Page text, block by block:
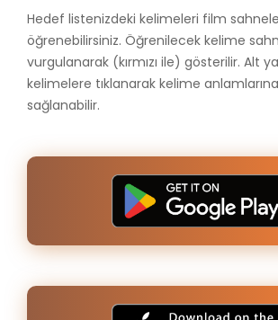
Hedef listenizdeki kelimeleri film
öğrenebilirsiniz. Öğrenilecek kelime
vurgulanarak (kırmızı ile) gösterilir. Alt
kelimelere tıklanarak kelime
sağlanabilir.